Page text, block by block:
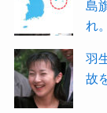
島
れ。
羽
故